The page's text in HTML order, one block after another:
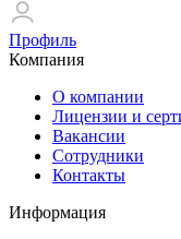
Профиль
Компания
О компании
Лицензии и
Вакансии
Сотрудники
Контакты
Информация